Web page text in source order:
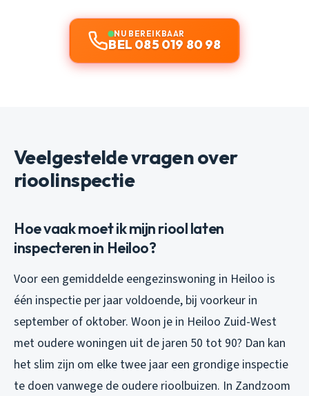
NU BEREIKBAAR
BEL 085 019 80 98
Veelgestelde vragen over
rioolinspectie
Hoe vaak moet ik mijn riool laten
inspecteren in Heiloo?
Voor een gemiddelde eengezinswoning in Heiloo is
één inspectie per jaar voldoende, bij voorkeur in
september of oktober. Woon je in Heiloo Zuid-West
met oudere woningen uit de jaren 50 tot 90? Dan kan
het slim zijn om elke twee jaar een grondige inspectie
te doen vanwege de oudere rioolbuizen. In Zandzoom